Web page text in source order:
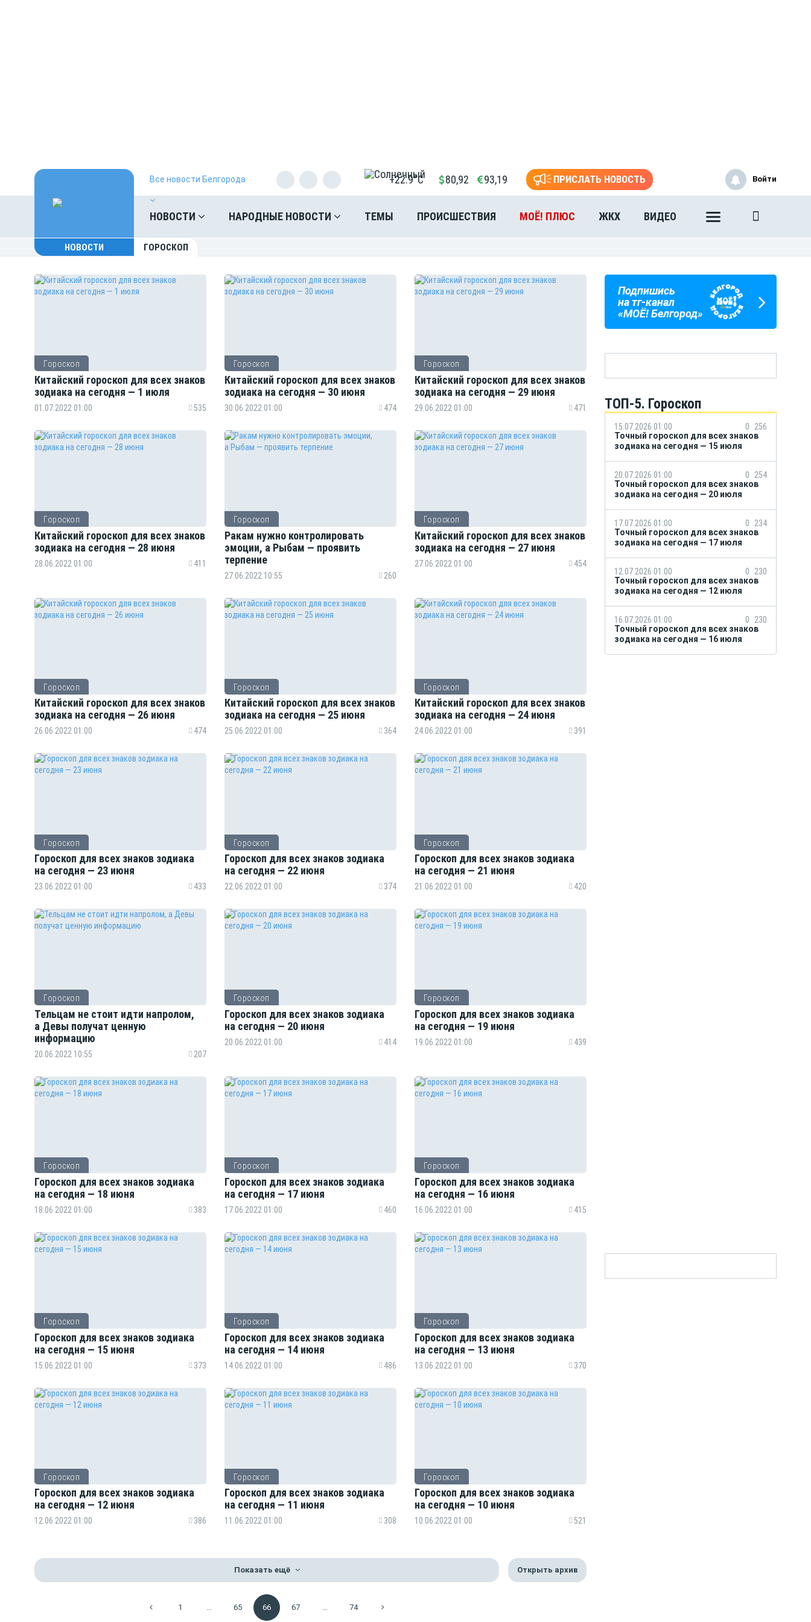
Все новости Белгорода +22.9°C 80,92 93,19 ПРИСЛАТЬ НОВОСТЬ
НОВОСТИ НАРОДНЫЕ НОВОСТИ ТЕМЫ ПРОИСШЕСТВИЯ МОЁ! ПЛЮС ЖКХ ВИДЕО
Войти
НОВОСТИ ГОРОСКОП
Гороскоп
Китайский гороскоп для всех знаков
зодиака на сегодня — 1 июля
01.07.2022 01:00 535
Гороскоп
Китайский гороскоп для всех знаков
зодиака на сегодня — 30 июня
30.06.2022 01:00 474
Гороскоп
Китайский гороскоп для всех знаков
зодиака на сегодня — 29 июня
29.06.2022 01:00 471
Гороскоп
Китайский гороскоп для всех знаков
зодиака на сегодня — 28 июня
28.06.2022 01:00 411
Гороскоп
Ракам нужно контролировать
эмоции, а Рыбам — проявить
терпение
27.06.2022 10:55 260
Гороскоп
Китайский гороскоп для всех знаков
зодиака на сегодня — 27 июня
27.06.2022 01:00 454
Гороскоп
Китайский гороскоп для всех знаков
зодиака на сегодня — 26 июня
26.06.2022 01:00 474
Гороскоп
Китайский гороскоп для всех знаков
зодиака на сегодня — 25 июня
25.06.2022 01:00 364
Гороскоп
Китайский гороскоп для всех знаков
зодиака на сегодня — 24 июня
24.06.2022 01:00 391
Гороскоп
Гороскоп для всех знаков зодиака
на сегодня — 23 июня
23.06.2022 01:00 433
Гороскоп
Гороскоп для всех знаков зодиака
на сегодня — 22 июня
22.06.2022 01:00 374
Гороскоп
Гороскоп для всех знаков зодиака
на сегодня — 21 июня
21.06.2022 01:00 420
Гороскоп
Тельцам не стоит идти напролом,
а Девы получат ценную
информацию
20.06.2022 10:55 207
Гороскоп
Гороскоп для всех знаков зодиака
на сегодня — 20 июня
20.06.2022 01:00 414
Гороскоп
Гороскоп для всех знаков зодиака
на сегодня — 19 июня
19.06.2022 01:00 439
Гороскоп
Гороскоп для всех знаков зодиака
на сегодня — 18 июня
18.06.2022 01:00 383
Гороскоп
Гороскоп для всех знаков зодиака
на сегодня — 17 июня
17.06.2022 01:00 460
Гороскоп
Гороскоп для всех знаков зодиака
на сегодня — 16 июня
16.06.2022 01:00 415
Гороскоп
Гороскоп для всех знаков зодиака
на сегодня — 15 июня
15.06.2022 01:00 373
Гороскоп
Гороскоп для всех знаков зодиака
на сегодня — 14 июня
14.06.2022 01:00 486
Гороскоп
Гороскоп для всех знаков зодиака
на сегодня — 13 июня
13.06.2022 01:00 370
Гороскоп
Гороскоп для всех знаков зодиака
на сегодня — 12 июня
12.06.2022 01:00 386
Гороскоп
Гороскоп для всех знаков зодиака
на сегодня — 11 июня
11.06.2022 01:00 308
Гороскоп
Гороскоп для всех знаков зодиака
на сегодня — 10 июня
10.06.2022 01:00 521
Показать ещё Открыть архив
1 ... 65 66 67 ... 74
Подпишись
на тг-канал
«МОЁ! Белгород»
ПОГОДА
В БЕЛГОРОДЕ
ГОРОСКОП
НА КАЖДЫЙ ДЕНЬ
ТОП-5. Гороскоп
15.07.2026 01:00 0
256
Точный гороскоп для всех знаков
зодиака на сегодня — 15 июля
20.07.2026 01:00 0
254
Точный гороскоп для всех знаков
зодиака на сегодня — 20 июля
17.07.2026 01:00 0
234
Точный гороскоп для всех знаков
зодиака на сегодня — 17 июля
12.07.2026 01:00 0
230
Точный гороскоп для всех знаков
зодиака на сегодня — 12 июля
16.07.2026 01:00 0
230
Точный гороскоп для всех знаков
зодиака на сегодня — 16 июля